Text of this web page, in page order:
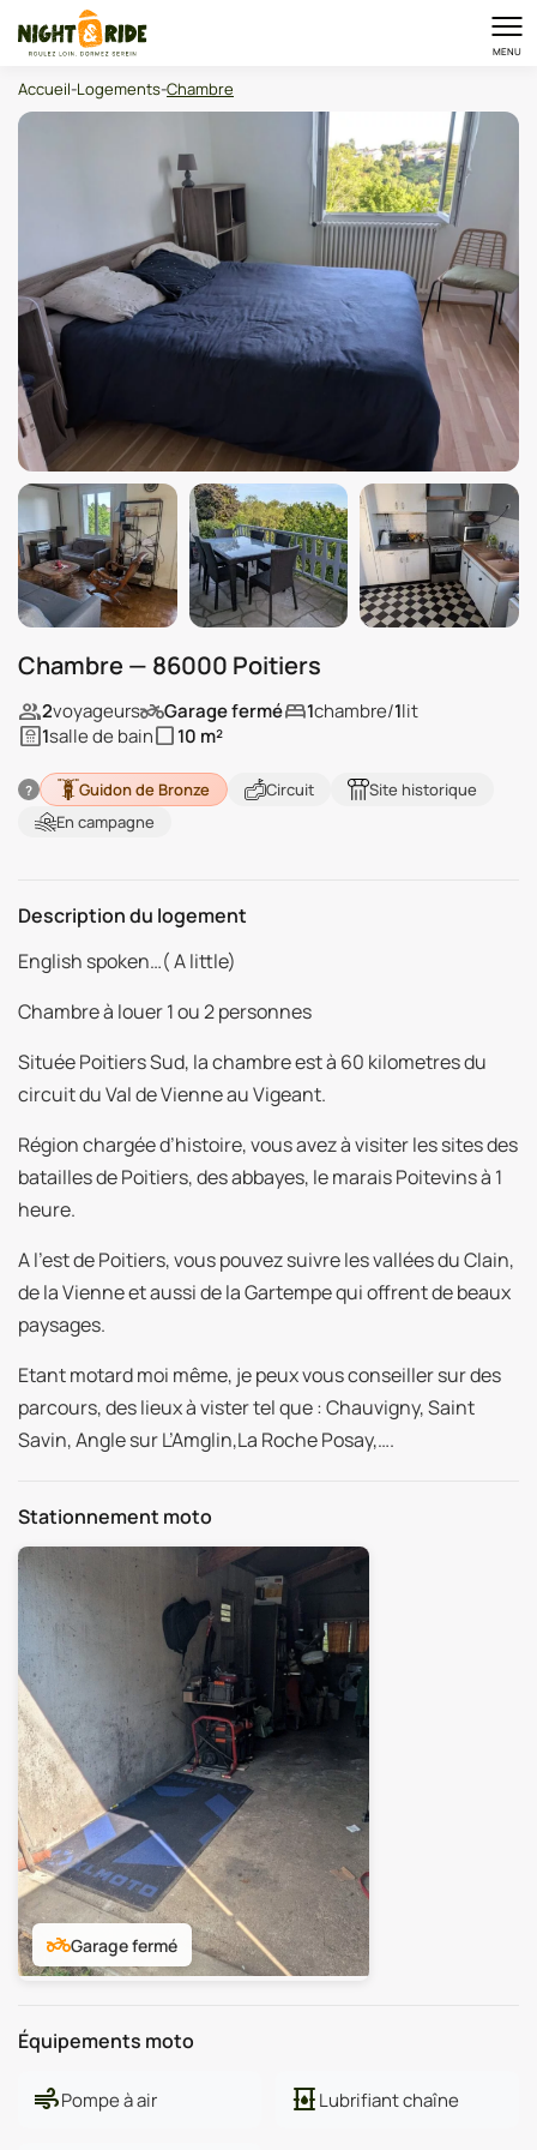
MENU
Accueil-Logements-Chambre
Chambre — 86000 Poitiers
people2voyageurstwo_wheelerGarage fermébedroom
1chambre/1lit
bathroom1salle de baincrop_square10 m²
? Guidon de Bronze Circuit
Site historique
En campagne
Description du logement
English spoken…( A little)
Chambre à louer 1 ou 2 personnes
Située Poitiers Sud, la chambre est à 60 kilometres du
circuit du Val de Vienne au Vigeant.
Région chargée d’histoire, vous avez à visiter les sites des
batailles de Poitiers, des abbayes, le marais Poitevins à 1
heure.
A l’est de Poitiers, vous pouvez suivre les vallées du Clain,
de la Vienne et aussi de la Gartempe qui offrent de beaux
paysages.
Etant motard moi même, je peux vous conseiller sur des
parcours, des lieux à vister tel que : Chauvigny, Saint
Savin, Angle sur L’Amglin,La Roche Posay,….
Stationnement moto
two_wheelerGarage fermé
Équipements moto
airPompe à air oil_barrelLubrifiant chaîne